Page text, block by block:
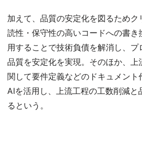
加えて、品質の安定化を図るため
読性・保守性の高いコードへの書き
用することで技術負債を解消し、プ
品質を安定化を実現。そのほか、上
関して要件定義などのドキュメント
AIを活用し、上流工程の工数削減と
るという。